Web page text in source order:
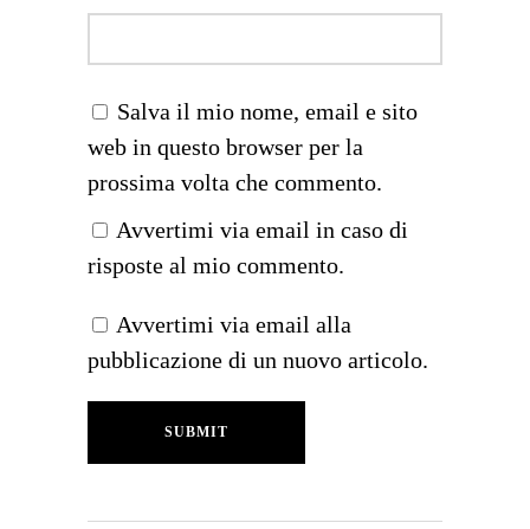
Salva il mio nome, email e sito
web in questo browser per la
prossima volta che commento.
Avvertimi via email in caso di
risposte al mio commento.
Avvertimi via email alla
pubblicazione di un nuovo articolo.
SUBMIT